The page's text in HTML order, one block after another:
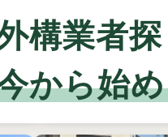
構業者探
から始